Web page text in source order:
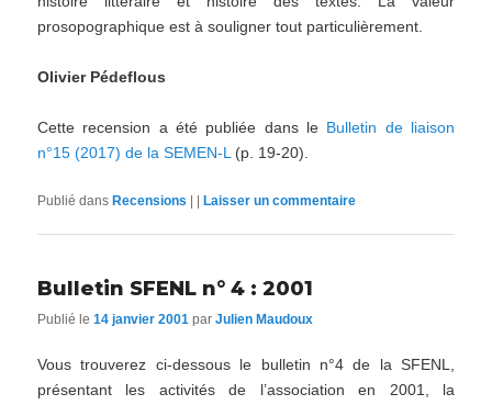
prosopographique est à souligner tout particulièrement.
Olivier Pédeflous
Cette recension a été publiée dans leBulletin de liaison
n°15 (2017) de la SEMEN-L (p. 19-20).
Publié dans Recensions | |Laisser un commentaire
Bulletin SFENL n° 4 : 2001
Publié le14 janvier 2001 parJulien Maudoux
Vous trouverez ci-dessous le bulletin n°4 de la SFENL,
présentant les activités de l’association en 2001, la